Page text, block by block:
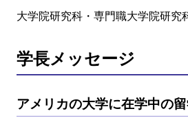
大学院研究科・専門職大学院研究
学長メッセージ
アメリカの大学に在学中の